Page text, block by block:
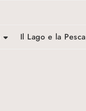
Il Lago e la Pesca